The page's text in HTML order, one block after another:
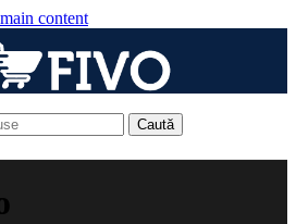
content
Caută